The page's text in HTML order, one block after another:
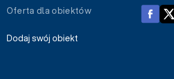
Oferta dla obiektów
Dodaj swój obiekt